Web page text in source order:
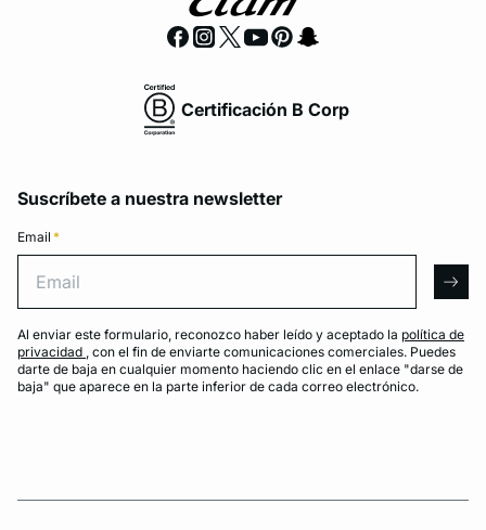
Certificación B Corp
Suscríbete a nuestra newsletter
Email *
Al enviar este formulario, reconozco haber leído y aceptado la política de
privacidad , con el fin de enviarte comunicaciones comerciales. Puedes
darte de baja en cualquier momento haciendo clic en el enlace "darse de
baja" que aparece en la parte inferior de cada correo electrónico.